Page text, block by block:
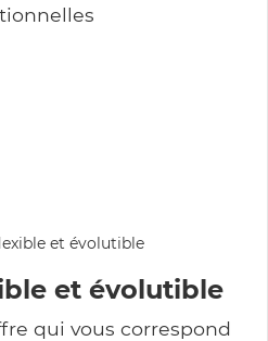
et évolutible
qui vous correspond